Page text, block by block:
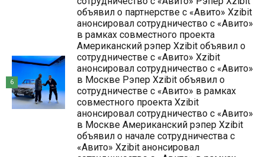
объявил о партнерстве с «Авито» Xzibit
анонсировал сотрудничество с «Авито»
в рамках совместного проекта
Американский рэпер Xzibit объявил о
сотрудничестве с «Авито» Xzibit
анонсировал сотрудничество с «Авито»
в Москве Рэпер Xzibit объявил о
сотрудничестве с «Авито» в рамках
совместного проекта Xzibit
анонсировал сотрудничество с «Авито»
в Москве Американский рэпер Xzibit
объявил о начале сотрудничества с
«Авито» Xzibit анонсировал
6